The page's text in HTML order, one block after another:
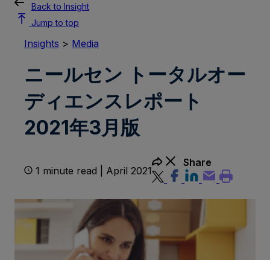
Back to Insight
Jump to top
Insights > Media
ニールセン トータルオー
ディエンスレポート
2021年3月版
1 minute read | April 2021
Share